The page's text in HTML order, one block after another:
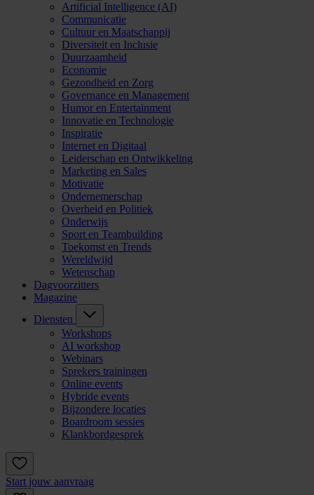
Artificial Intelligence (AI)
Communicatie
Cultuur en Maatschappij
Diversiteit en Inclusie
Duurzaamheid
Economie
Gezondheid en Zorg
Governance en Management
Humor en Entertainment
Innovatie en Technologie
Inspiratie
Internet en Digitaal
Leiderschap en Ontwikkeling
Marketing en Sales
Motivatie
Ondernemerschap
Overheid en Politiek
Onderwijs
Sport en Teambuilding
Toekomst en Trends
Wereldwijd
Wetenschap
Dagvoorzitters
Magazine
Diensten
Workshops
AI workshop
Webinars
Sprekers trainingen
Online events
Hybride events
Bijzondere locaties
Boardroom sessies
Klankbordgesprek
Start jouw aanvraag